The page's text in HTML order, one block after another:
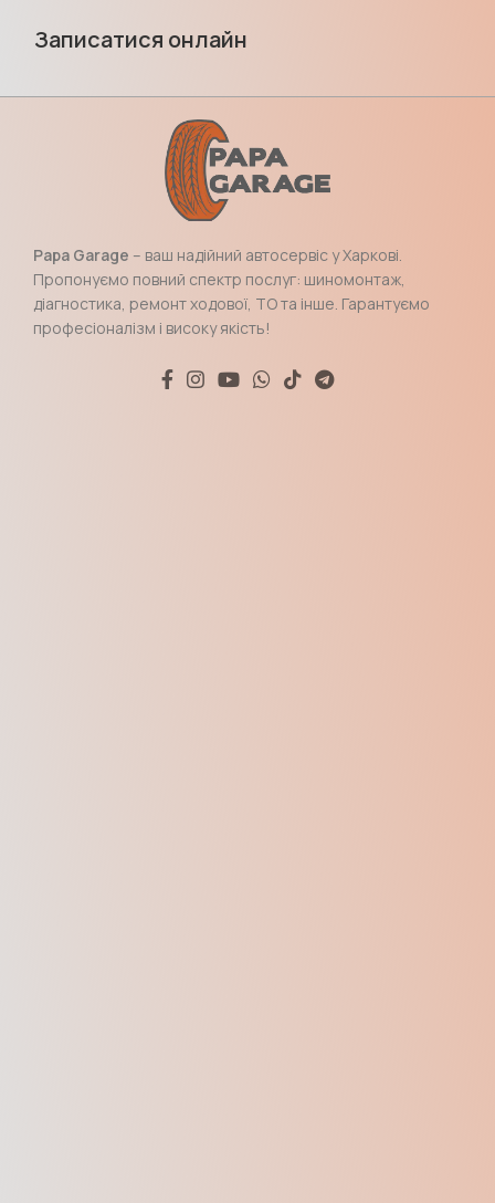
Записатися онлайн
Papa Garage – ваш надійний автосервіс у Харкові.
Пропонуємо повний спектр послуг: шиномонтаж,
діагностика, ремонт ходової, ТО та інше. Гарантуємо
професіоналізм і високу якість!